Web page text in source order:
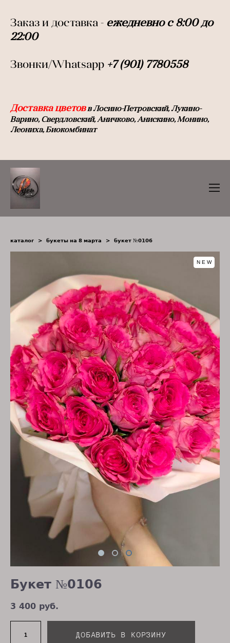
Заказ и доставка - ежедневно с 8:00 до
22:00
Звонки/Whatsapp +7 (901) 7780558
Доставка цветовв Лосино-Петровский, Лукино-
Варино, Свердловский, Аничково, Анискино, Монино,
Леониха, Биокомбинат
каталог > букеты на 8 марта > букет №0106
NEW
Букет №0106
3 400 pуб.
ДОБАВИТЬ В КОРЗИНУ